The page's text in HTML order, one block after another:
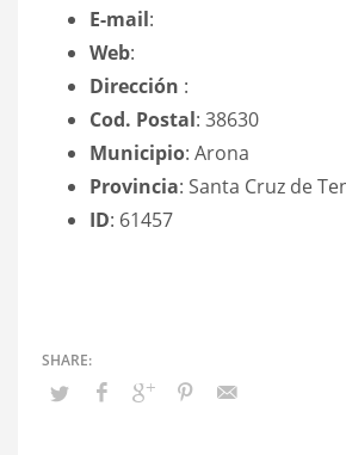
E-mail:
Web:
Dirección :
Cod. Postal: 38630
Municipio: Arona
Provincia: Santa Cruz de
ID: 61457